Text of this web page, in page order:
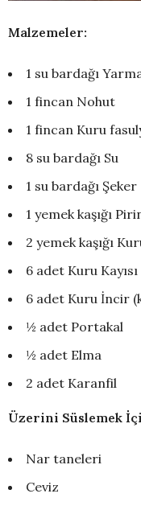
Malzemeler:
1 su bardağı
1 fincan Nohut
1 fincan Kuru
8 su bardağı Su
1 su bardağı Şeker
1 yemek kaşığı
2 yemek kaşığı
6 adet Kuru
6 adet Kuru İncir
½ adet Portakal
½ adet Elma
2 adet Karanfil
Üzerini Süslemek
Nar taneleri
Ceviz